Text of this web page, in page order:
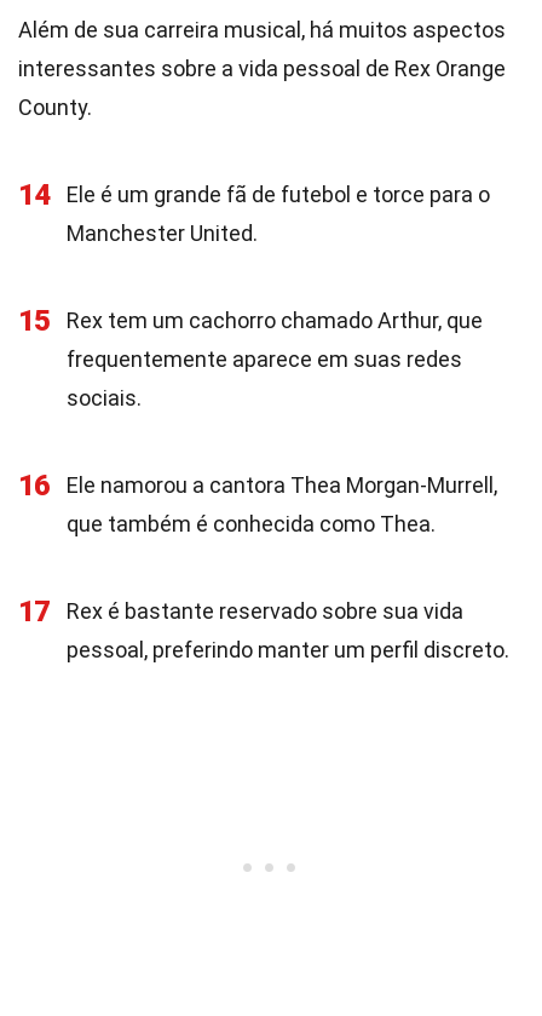
Além de sua carreira musical, há muitos aspectos
interessantes sobre a vida pessoal de Rex Orange
County.
14
Ele é um grande fã de futebol e torce para o
Manchester United.
15
Rex tem um cachorro chamado Arthur, que
frequentemente aparece em suas redes
sociais.
16
Ele namorou a cantora Thea Morgan-Murrell,
que também é conhecida como Thea.
17
Rex é bastante reservado sobre sua vida
pessoal, preferindo manter um perfil discreto.